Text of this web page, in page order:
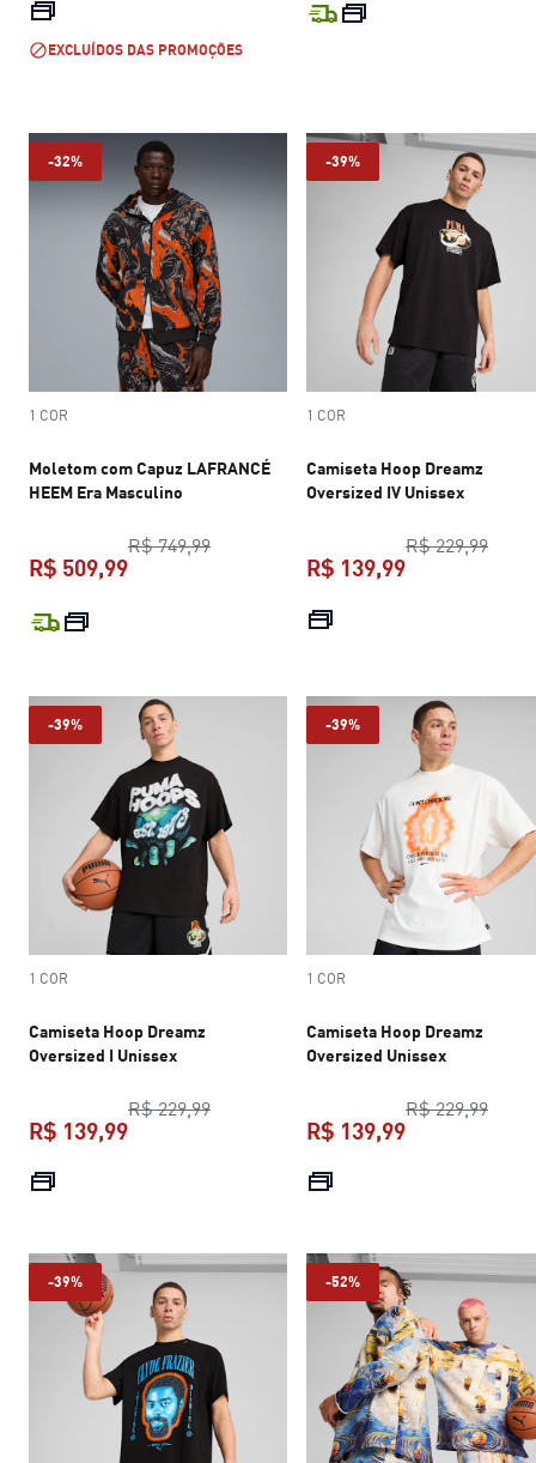
preço atual R$ 349,99
EXCLUÍDOS DAS PROMOÇÕES
-32%
1 COR
Moletom com Capuz LAFRANCÉ
HEEM Era Masculino
R$ 749,99preço original R$ 749,99
R$ 509,99
preço atual R$ 509,99
-39%
1 COR
Camiseta Hoop Dreamz
Oversized IV Unissex
R$ 229,99
R$ 139,99
-39%
1 COR
Camiseta Hoop Dreamz
Oversized I Unissex
R$ 229,99preço original R$ 229,99
R$ 139,99
preço atual R$ 139,99
-39%
1 COR
Camiseta Hoop Dreamz
Oversized Unissex
R$ 229,99
R$ 139,99
-39% -52%